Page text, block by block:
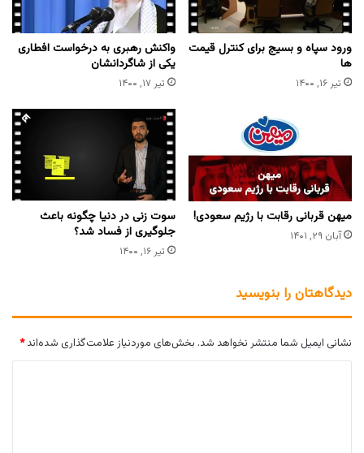
ورود سپاه و بسیج برای کنترل قیمت
ها
تیر ۱۶, ۱۴۰۰
واکنش رهبری به درخواست افطاری
یکی از شاگردانشان
تیر ۱۷, ۱۴۰۰
میهن قربانی رقابت با رژیم سعودی!
آبان ۲۹, ۱۴۰۱
سوت زنی در دنیا چگونه باعث
جلوگیری از فساد شد؟
تیر ۱۶, ۱۴۰۰
دیدگاهتان را بنویسید
نشانی ایمیل شما منتشر نخواهد شد. بخش‌های موردنیاز علامت‌گذاری شده‌اند*